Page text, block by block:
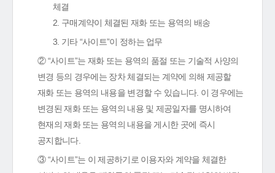
체결
2. 구매계약이 체결된 재화 또는 용역의 배송
3. 기타 “사이트”이 정하는 업무
② “사이트”는 재화 또는 용역의 품절 또는 기술적 사양의
변경 등의 경우에는 장차 체결되는 계약에 의해 제공할
재화 또는 용역의 내용을 변경할 수 있습니다. 이 경우에는
변경된 재화 또는 용역의 내용 및 제공일자를 명시하여
현재의 재화 또는 용역의 내용을 게시한 곳에 즉시
공지합니다.
③ “사이트”는 이 제공하기로 이용자와 계약을 체결한